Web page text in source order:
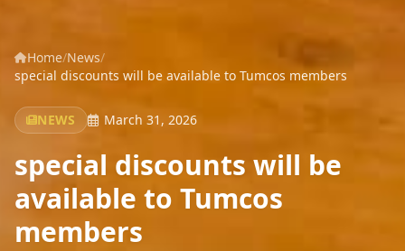
Home/News/
special discounts will be available to Tumcos members
NEWS March 31, 2026
special discounts will be
available to Tumcos
members